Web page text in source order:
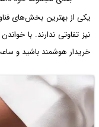
یکی از بهترین بخش‌های
نیز تفاوتی ندارند. با
خریدار هوشمند باشید و